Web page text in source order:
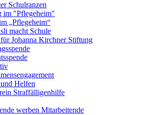
Schulranzen
im "Pflegeheim"
„Pflegeheim“
macht Schule
für Johanna Kirchner Stiftung
Helfen
Straffälligenhilfe
werben Mitarbeitende